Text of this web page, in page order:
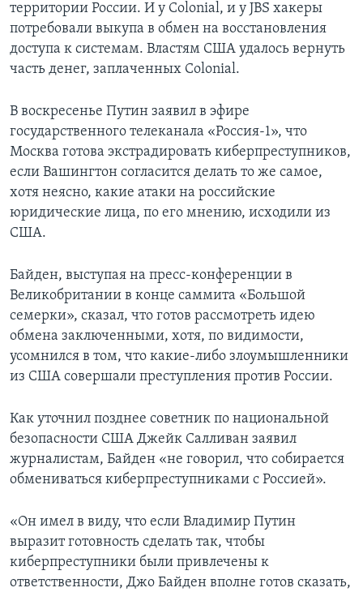
территории России. И у Colonial, и у JBS хакеры
потребовали выкупа в обмен на восстановления
доступа к системам. Властям США удалось вернуть
часть денег, заплаченных Colonial.
В воскресенье Путин заявил в эфире
государственного телеканала «Россия-1», что
Москва готова экстрадировать киберпреступников,
если Вашингтон согласится делать то же самое,
хотя неясно, какие атаки на российские
юридические лица, по его мнению, исходили из
США.
Байден, выступая на пресс-конференции в
Великобритании в конце саммита «Большой
семерки», сказал, что готов рассмотреть идею
обмена заключенными, хотя, по видимости,
усомнился в том, что какие-либо злоумышленники
из США совершали преступления против России.
Как уточнил позднее советник по национальной
безопасности США Джейк Салливан заявил
журналистам, Байден «не говорил, что собирается
обмениваться киберпреступниками с Россией».
«Он имел в виду, что если Владимир Путин
выразит готовность сделать так, чтобы
киберпреступники были привлечены к
ответственности, Джо Байден вполне готов сказать,